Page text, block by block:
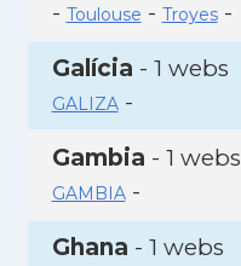
- Toulouse - Troyes-
Galícia - 1 webs
GALIZA-
Gambia - 1 webs
GAMBIA-
Ghana - 1 webs